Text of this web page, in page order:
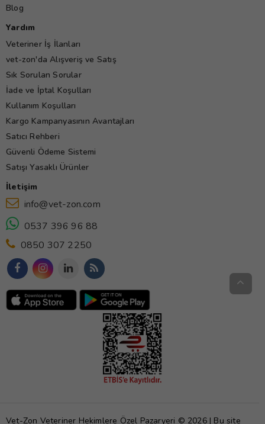
Blog
Yardım
Veteriner İş İlanları
vet-zon'da Alışveriş ve Satış
Sık Sorulan Sorular
İade ve İptal Koşulları
Kullanım Koşulları
Kargo Kampanyasının Avantajları
Satıcı Rehberi
Güvenli Ödeme Sistemi
Satışı Yasaklı Ürünler
İletişim
info@vet-zon.com
0537 396 96 88
0850 307 2250
Vet-Zon Veteriner Hekimlere Özel Pazaryeri © 2026 | Bu site